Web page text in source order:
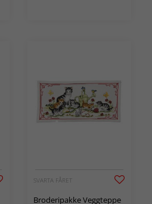
SVARTA FÅRET
Broderipakke Veggteppe